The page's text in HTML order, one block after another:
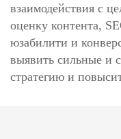
взаимодействия с
оценку контента,
юзабилити и
выявить сильные и
стратегию и